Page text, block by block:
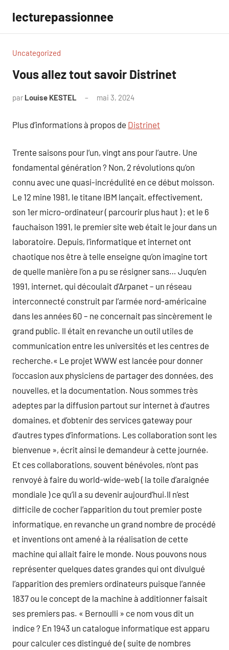
contenu
lecturepassionnee
Uncategorized
Vous allez tout savoir Distrinet
par Louise KESTEL mai 3, 2024
Plus d’informations à propos de Distrinet
Trente saisons pour l’un, vingt ans pour l’autre. Une
fondamental génération ? Non, 2 révolutions qu’on
connu avec une quasi-incrédulité en ce début moisson.
Le 12 mine 1981, le titane IBM lançait, effectivement,
son 1er micro-ordinateur ( parcourir plus haut ) ; et le 6
fauchaison 1991, le premier site web était le jour dans un
laboratoire. Depuis, l’informatique et internet ont
chaotique nos être à telle enseigne qu’on imagine tort
de quelle manière l’on a pu se résigner sans… Juqu’en
1991, internet, qui découlait d’Arpanet – un réseau
interconnecté construit par l’armée nord-américaine
dans les années 60 – ne concernait pas sincèrement le
grand public. Il était en revanche un outil utiles de
communication entre les universités et les centres de
recherche.« Le projet WWW est lancée pour donner
l’occasion aux physiciens de partager des données, des
nouvelles, et la documentation. Nous sommes très
adeptes par la diffusion partout sur internet à d’autres
domaines, et d’obtenir des services gateway pour
d’autres types d’informations. Les collaboration sont les
bienvenue », écrit ainsi le demandeur à cette journée.
Et ces collaborations, souvent bénévoles, n’ont pas
renvoyé à faire du world-wide-web ( la toile d’araignée
mondiale ) ce qu’il a su devenir aujourd’hui.Il n’est
difficile de cocher l’apparition du tout premier poste
informatique, en revanche un grand nombre de procédé
et inventions ont amené à la réalisation de cette
machine qui allait faire le monde. Nous pouvons nous
représenter quelques dates grandes qui ont divulgué
l’apparition des premiers ordinateurs puisque l’année
1837 ou le concept de la machine à additionner faisait
ses premiers pas. « Bernoulli » ce nom vous dit un
indice ? En 1943 un catalogue informatique est apparu
pour calculer ces distingué de ( suite de nombres